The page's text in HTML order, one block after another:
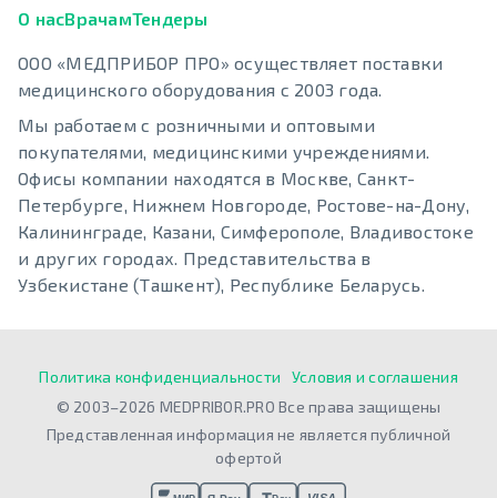
О насВрачамТендеры
ООО «МЕДПРИБОР ПРО» осуществляет поставки
медицинского оборудования с 2003 года.
Мы работаем с розничными и оптовыми
покупателями, медицинскими учреждениями.
Офисы компании находятся в Москве, Санкт-
Петербурге, Нижнем Новгороде, Ростове-на-Дону,
Калининграде, Казани, Симферополе, Владивостоке
и других городах. Представительства в
Узбекистане (Ташкент), Республике Беларусь.
Политика конфиденциальности
Условия и соглашения
© 2003–2026 MEDPRIBOR.PRO Все права защищены
Представленная информация не является публичной
офертой